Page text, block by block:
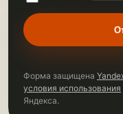
Форма защищена
условия использования
Яндекса.